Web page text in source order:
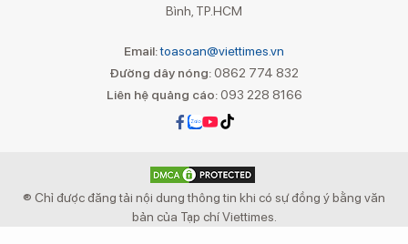
Bình, TP.HCM
Email:toasoan@viettimes.vn
Đường dây nóng: 0862 774 832
Liên hệ quảng cáo:093 228 8166
® Chỉ được đăng tải nội dung thông tin khi có sự đồng ý bằng văn
bản của Tạp chí Viettimes.